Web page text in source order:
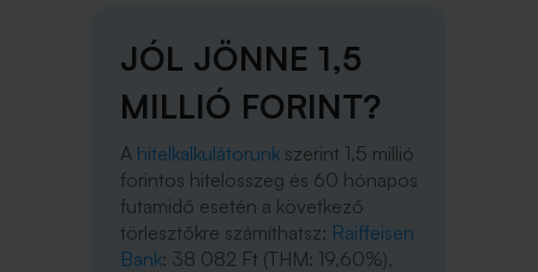
JÓL JÖNNE 1,5
MILLIÓ FORINT?
A hitelkalkulátorunk szerint 1,5 millió
forintos hitelösszeg és 60 hónapos
futamidő esetén a következő
törlesztőkre számíthatsz: Raiffeisen
Bank: 38 082 Ft (THM: 19,60%),